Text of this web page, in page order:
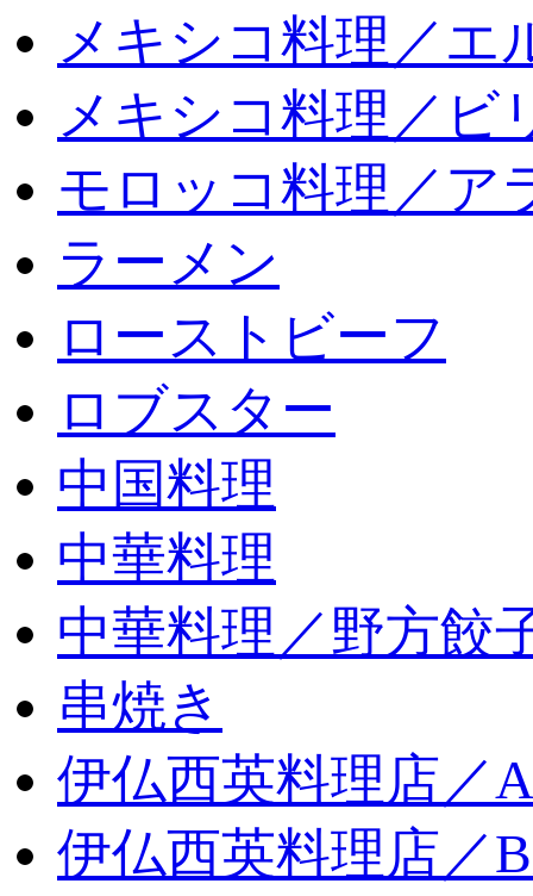
メキシコ料理／エ
メキシコ料理／ビ
モロッコ料理／ア
ラーメン
ローストビーフ
ロブスター
中国料理
中華料理
中華料理／野方餃
串焼き
伊仏西英料理店／
伊仏西英料理店／